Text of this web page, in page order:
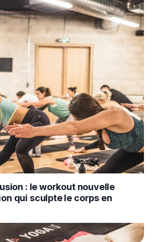
: le workout nouvelle
qui sculpte le corps en